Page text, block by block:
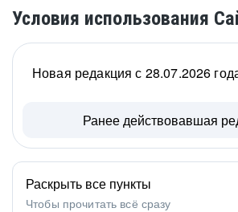
Условия использования
Новая редакция с 28.07.2026
Ранее действовавшая
Раскрыть все пункты
Чтобы прочитать всё сразу